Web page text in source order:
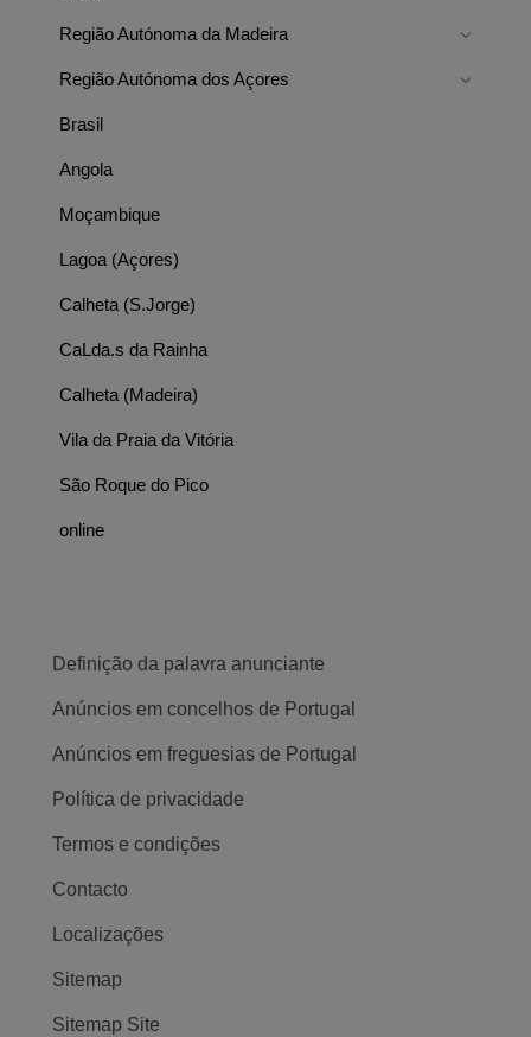
Região Autónoma da Madeira
Região Autónoma dos Açores
Brasil
Angola
Moçambique
Lagoa (Açores)
Calheta (S.Jorge)
CaLda.s da Rainha
Calheta (Madeira)
Vila da Praia da Vitória
São Roque do Pico
online
Definição da palavra anunciante
Anúncios em concelhos de Portugal
Anúncios em freguesias de Portugal
Política de privacidade
Termos e condições
Contacto
Localizações
Sitemap
Sitemap Site